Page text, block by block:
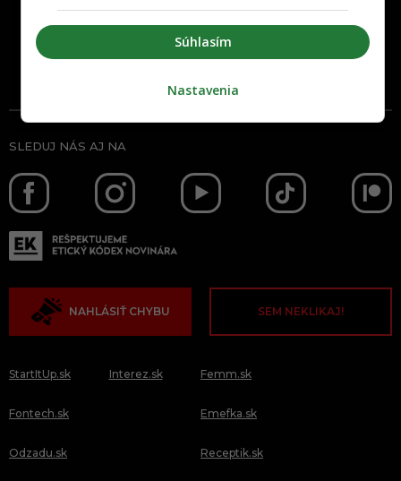
SLEDUJ NÁS AJ NA
NAHLÁSIŤ CHYBU SEM NEKLIKAJ!
StartItUp.sk
Fontech.sk
Odzadu.sk
Interez.sk Femm.sk
Emefka.sk
Receptik.sk
Súhlasím
Nastavenia